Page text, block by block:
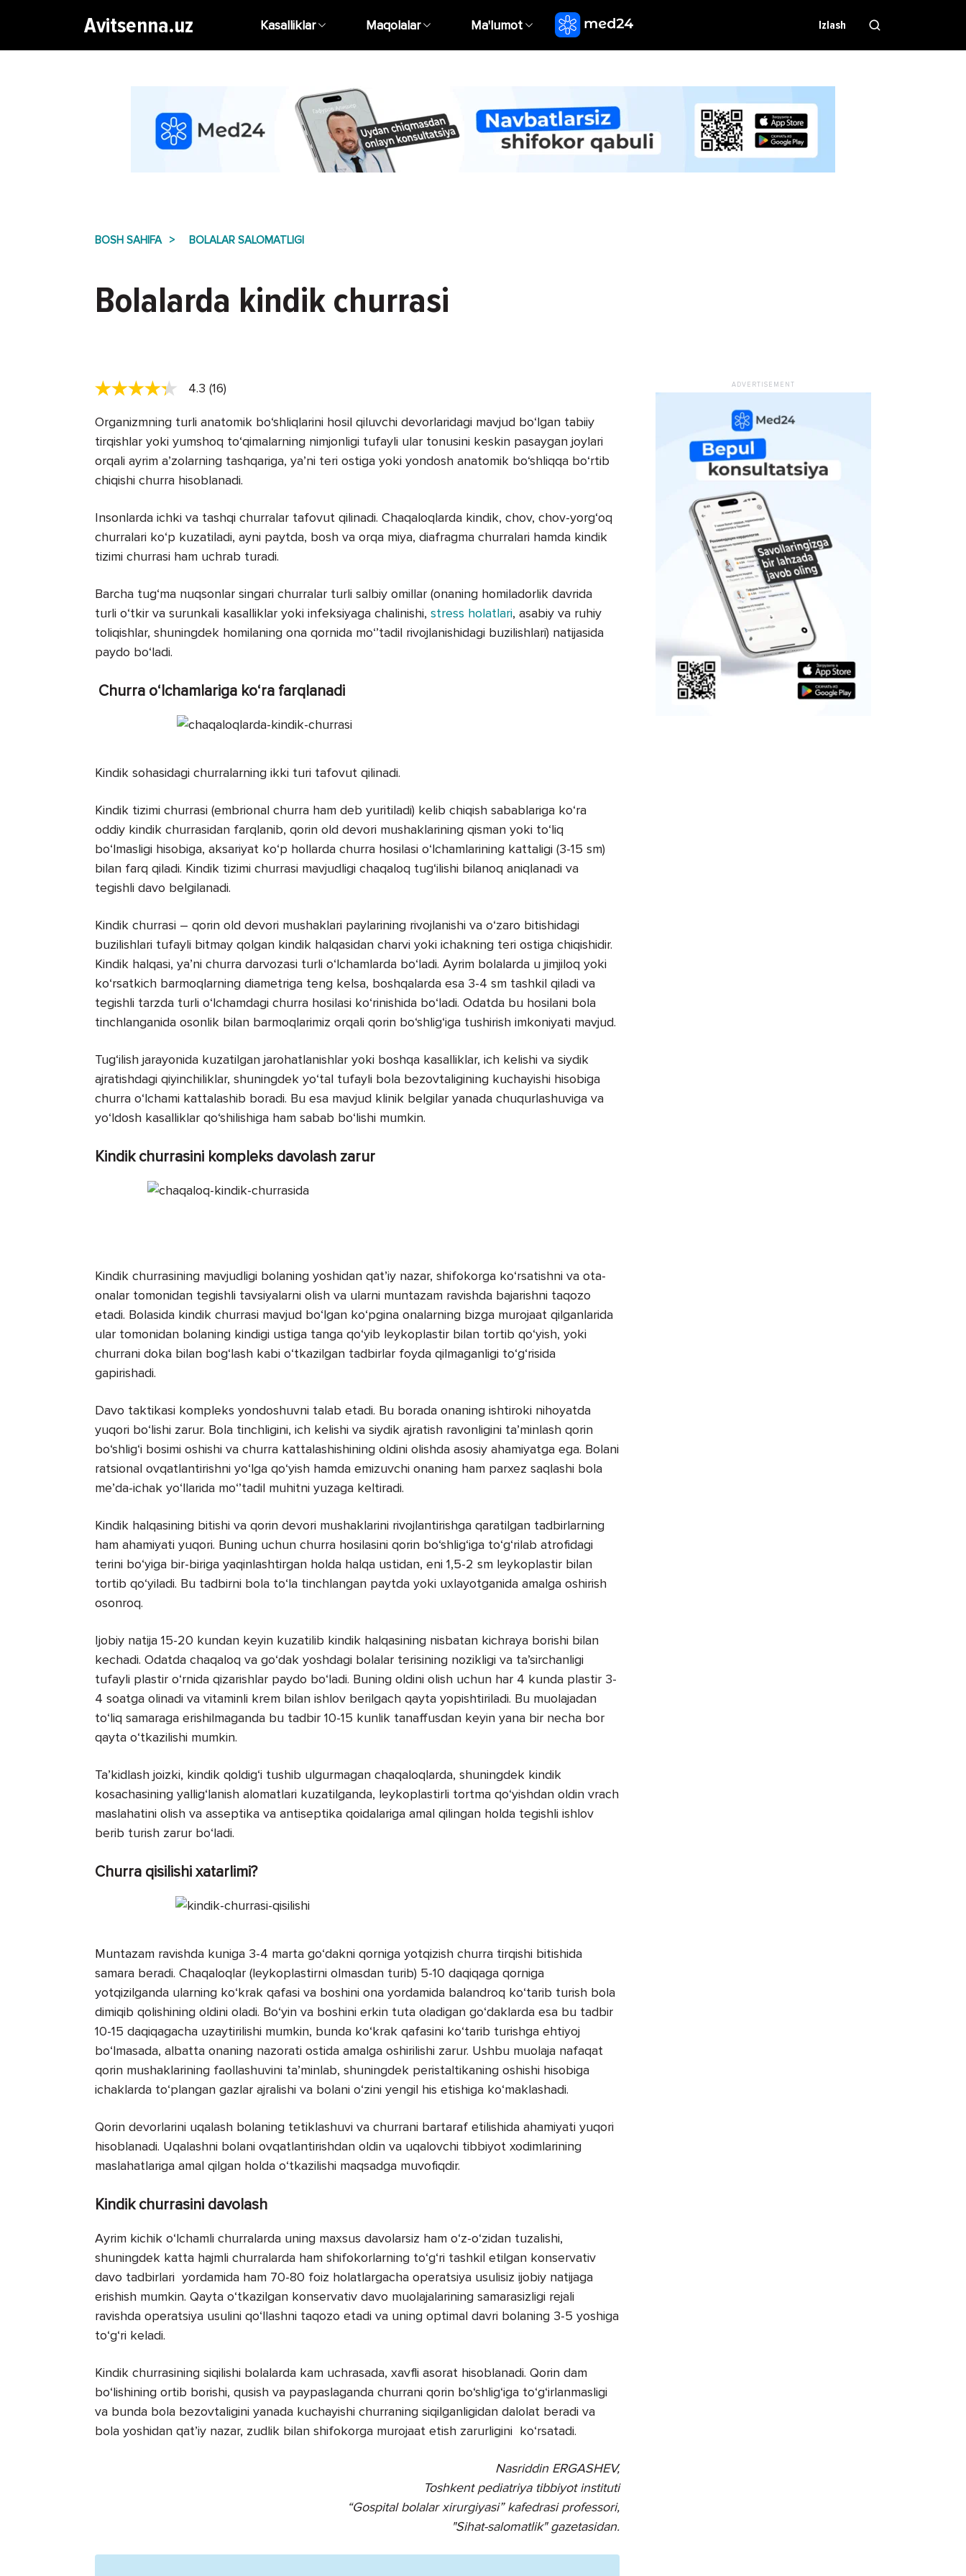
Avitsenna.uz Kasalliklar Maqolalar Ma'lumot Izlash
BOSH SAHIFA BOLALAR SALOMATLIGI
Bolalarda kindik churrasi
4.3 (16)
Organizmning turli anatomik bo‘shliqlarini hosil qiluvchi devorlaridagi mavjud bo‘lgan tabiiy
tirqishlar yoki yumshoq to‘qimalarning nimjonligi tufayli ular tonusini keskin pasaygan joylari
orqali ayrim a’zolarning tashqariga, ya’ni teri ostiga yoki yondosh anatomik bo‘shliqqa bo‘rtib
chiqishi churra hisoblanadi.
Insonlarda ichki va tashqi churralar tafovut qilinadi. Chaqaloqlarda kindik, chov, chov-yorg‘oq
churralari ko‘p kuzatiladi, ayni paytda, bosh va orqa miya, diafragma churralari hamda kindik
tizimi churrasi ham uchrab turadi.
Barcha tug‘ma nuqsonlar singari churralar turli salbiy omillar (onaning homiladorlik davrida
turli o‘tkir va surunkali kasalliklar yoki infeksiyaga chalinishi, stress holatlari, asabiy va ruhiy
toliqishlar, shuningdek homilaning ona qornida mo‘’tadil rivojlanishidagi buzilishlari) natijasida
paydo bo‘ladi.
Churra o‘lchamlariga ko‘ra farqlanadi
Kindik sohasidagi churralarning ikki turi tafovut qilinadi.
Kindik tizimi churrasi (embrional churra ham deb yuritiladi) kelib chiqish sabablariga ko‘ra
oddiy kindik churrasidan farqlanib, qorin old devori mushaklarining qisman yoki to‘liq
bo‘lmasligi hisobiga, aksariyat ko‘p hollarda churra hosilasi o‘lchamlarining kattaligi (3-15 sm)
bilan farq qiladi. Kindik tizimi churrasi mavjudligi chaqaloq tug‘ilishi bilanoq aniqlanadi va
tegishli davo belgilanadi.
Kindik churrasi – qorin old devori mushaklari paylarining rivojlanishi va o‘zaro bitishidagi
buzilishlari tufayli bitmay qolgan kindik halqasidan charvi yoki ichakning teri ostiga chiqishidir.
Kindik halqasi, ya’ni churra darvozasi turli o‘lchamlarda bo‘ladi. Ayrim bolalarda u jimjiloq yoki
ko‘rsatkich barmoqlarning diametriga teng kelsa, boshqalarda esa 3-4 sm tashkil qiladi va
tegishli tarzda turli o‘lchamdagi churra hosilasi ko‘rinishida bo‘ladi. Odatda bu hosilani bola
tinchlanganida osonlik bilan barmoqlarimiz orqali qorin bo‘shlig‘iga tushirish imkoniyati mavjud.
Tug‘ilish jarayonida kuzatilgan jarohatlanishlar yoki boshqa kasalliklar, ich kelishi va siydik
ajratishdagi qiyinchiliklar, shuningdek yo‘tal tufayli bola bezovtaligining kuchayishi hisobiga
churra o‘lchami kattalashib boradi. Bu esa mavjud klinik belgilar yanada chuqurlashuviga va
yo‘ldosh kasalliklar qo‘shilishiga ham sabab bo‘lishi mumkin.
Kindik churrasini kompleks davolash zarur
Kindik churrasining mavjudligi bolaning yoshidan qat’iy nazar, shifokorga ko‘rsatishni va ota-
onalar tomonidan tegishli tavsiyalarni olish va ularni muntazam ravishda bajarishni taqozo
etadi. Bolasida kindik churrasi mavjud bo‘lgan ko‘pgina onalarning bizga murojaat qilganlarida
ular tomonidan bolaning kindigi ustiga tanga qo‘yib leykoplastir bilan tortib qo‘yish, yoki
churrani doka bilan bog‘lash kabi o‘tkazilgan tadbirlar foyda qilmaganligi to‘g‘risida
gapirishadi.
Davo taktikasi kompleks yondoshuvni talab etadi. Bu borada onaning ishtiroki nihoyatda
yuqori bo‘lishi zarur. Bola tinchligini, ich kelishi va siydik ajratish ravonligini ta’minlash qorin
bo‘shlig‘i bosimi oshishi va churra kattalashishining oldini olishda asosiy ahamiyatga ega. Bolani
ratsional ovqatlantirishni yo‘lga qo‘yish hamda emizuvchi onaning ham parxez saqlashi bola
me’da-ichak yo‘llarida mo‘’tadil muhitni yuzaga keltiradi.
Kindik halqasining bitishi va qorin devori mushaklarini rivojlantirishga qaratilgan tadbirlarning
ham ahamiyati yuqori. Buning uchun churra hosilasini qorin bo‘shlig‘iga to‘g‘rilab atrofidagi
terini bo‘yiga bir-biriga yaqinlashtirgan holda halqa ustidan, eni 1,5-2 sm leykoplastir bilan
tortib qo‘yiladi. Bu tadbirni bola to‘la tinchlangan paytda yoki uxlayotganida amalga oshirish
osonroq.
Ijobiy natija 15-20 kundan keyin kuzatilib kindik halqasining nisbatan kichraya borishi bilan
kechadi. Odatda chaqaloq va go‘dak yoshdagi bolalar terisining nozikligi va ta’sirchanligi
tufayli plastir o‘rnida qizarishlar paydo bo‘ladi. Buning oldini olish uchun har 4 kunda plastir 3-
4 soatga olinadi va vitaminli krem bilan ishlov berilgach qayta yopishtiriladi. Bu muolajadan
to‘liq samaraga erishilmaganda bu tadbir 10-15 kunlik tanaffusdan keyin yana bir necha bor
qayta o‘tkazilishi mumkin.
Ta’kidlash joizki, kindik qoldig‘i tushib ulgurmagan chaqaloqlarda, shuningdek kindik
kosachasining yallig‘lanish alomatlari kuzatilganda, leykoplastirli tortma qo‘yishdan oldin vrach
maslahatini olish va asseptika va antiseptika qoidalariga amal qilingan holda tegishli ishlov
berib turish zarur bo‘ladi.
Churra qisilishi xatarlimi?
Muntazam ravishda kuniga 3-4 marta go‘dakni qorniga yotqizish churra tirqishi bitishida
samara beradi. Chaqaloqlar (leykoplastirni olmasdan turib) 5-10 daqiqaga qorniga
yotqizilganda ularning ko‘krak qafasi va boshini ona yordamida balandroq ko‘tarib turish bola
dimiqib qolishining oldini oladi. Bo‘yin va boshini erkin tuta oladigan go‘daklarda esa bu tadbir
10-15 daqiqagacha uzaytirilishi mumkin, bunda ko‘krak qafasini ko‘tarib turishga ehtiyoj
bo‘lmasada, albatta onaning nazorati ostida amalga oshirilishi zarur. Ushbu muolaja nafaqat
qorin mushaklarining faollashuvini ta’minlab, shuningdek peristaltikaning oshishi hisobiga
ichaklarda to‘plangan gazlar ajralishi va bolani o‘zini yengil his etishiga ko‘maklashadi.
Qorin devorlarini uqalash bolaning tetiklashuvi va churrani bartaraf etilishida ahamiyati yuqori
hisoblanadi. Uqalashni bolani ovqatlantirishdan oldin va uqalovchi tibbiyot xodimlarining
maslahatlariga amal qilgan holda o‘tkazilishi maqsadga muvofiqdir.
Kindik churrasini davolash
Ayrim kichik o‘lchamli churralarda uning maxsus davolarsiz ham o‘z-o‘zidan tuzalishi,
shuningdek katta hajmli churralarda ham shifokorlarning to‘g‘ri tashkil etilgan konservativ
davo tadbirlari yordamida ham 70-80 foiz holatlargacha operatsiya usulisiz ijobiy natijaga
erishish mumkin. Qayta o‘tkazilgan konservativ davo muolajalarining samarasizligi rejali
ravishda operatsiya usulini qo‘llashni taqozo etadi va uning optimal davri bolaning 3-5 yoshiga
to‘g‘ri keladi.
Kindik churrasining siqilishi bolalarda kam uchrasada, xavfli asorat hisoblanadi. Qorin dam
bo‘lishining ortib borishi, qusish va paypaslaganda churrani qorin bo‘shlig‘iga to‘g‘irlanmasligi
va bunda bola bezovtaligini yanada kuchayishi churraning siqilganligidan dalolat beradi va
bola yoshidan qat’iy nazar, zudlik bilan shifokorga murojaat etish zarurligini ko‘rsatadi.
Nasriddin ERGASHЕV,
Toshkent pediatriya tibbiyot instituti
“Gospital bolalar xirurgiyasi” kafedrasi professori,
"Sihat-salomatlik" gazetasidan.